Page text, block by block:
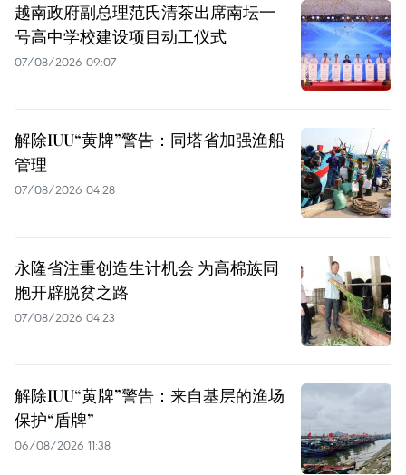
越南政府副总理范氏清茶出席南坛一
号高中学校建设项目动工仪式
07/08/2026 09:07
解除IUU“黄牌”警告：同塔省加强渔船
管理
07/08/2026 04:28
永隆省注重创造生计机会 为高棉族同
胞开辟脱贫之路
07/08/2026 04:23
解除IUU“黄牌”警告：来自基层的渔场
保护“盾牌”
06/08/2026 11:38